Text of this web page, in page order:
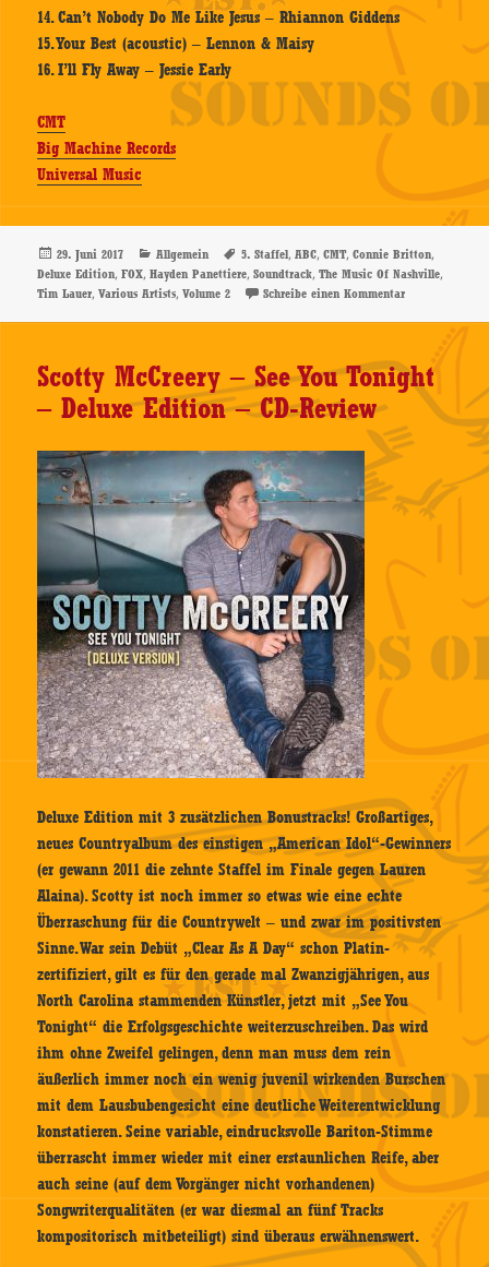
14. Can’t Nobody Do Me Like Jesus – Rhiannon Giddens
15. Your Best (acoustic) – Lennon & Maisy
16. I’ll Fly Away – Jessie Early
CMT
Big Machine Records
Universal Music
Veröffentlicht
am
29. Juni 2017 Kategorien
Allgemein Schlagwörter
5. Staffel,ABC,CMT,Connie Britton,
Deluxe Edition,FOX,Hayden Panettiere,Soundtrack,The Music Of Nashville,
Tim Lauer,Various Artists,Volume 2 Schreibe einen Kommentarzu Various
Scotty McCreery – See You Tonight
– Deluxe Edition – CD-Review
Deluxe Edition mit 3 zusätzlichen Bonustracks! Großartiges,
neues Countryalbum des einstigen „American Idol“-Gewinners
(er gewann 2011 die zehnte Staffel im Finale gegen Lauren
Alaina). Scotty ist noch immer so etwas wie eine echte
Überraschung für die Countrywelt – und zwar im positivsten
Sinne. War sein Debüt „Clear As A Day“ schon Platin-
zertifiziert, gilt es für den gerade mal Zwanzigjährigen, aus
North Carolina stammenden Künstler, jetzt mit „See You
Tonight“ die Erfolgsgeschichte weiterzuschreiben. Das wird
ihm ohne Zweifel gelingen, denn man muss dem rein
äußerlich immer noch ein wenig juvenil wirkenden Burschen
mit dem Lausbubengesicht eine deutliche Weiterentwicklung
konstatieren. Seine variable, eindrucksvolle Bariton-Stimme
überrascht immer wieder mit einer erstaunlichen Reife, aber
auch seine (auf dem Vorgänger nicht vorhandenen)
Songwriterqualitäten (er war diesmal an fünf Tracks
kompositorisch mitbeteiligt) sind überaus erwähnenswert.